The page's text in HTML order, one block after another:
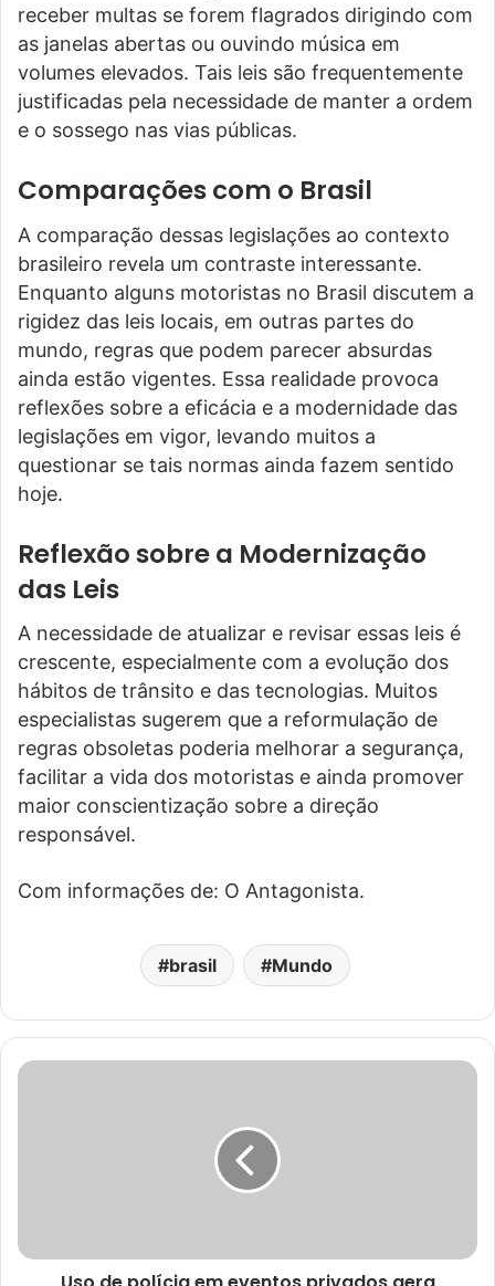
receber multas se forem flagrados dirigindo com
as janelas abertas ou ouvindo música em
volumes elevados. Tais leis são frequentemente
justificadas pela necessidade de manter a ordem
e o sossego nas vias públicas.
Comparações com o Brasil
A comparação dessas legislações ao contexto
brasileiro revela um contraste interessante.
Enquanto alguns motoristas no Brasil discutem a
rigidez das leis locais, em outras partes do
mundo, regras que podem parecer absurdas
ainda estão vigentes. Essa realidade provoca
reflexões sobre a eficácia e a modernidade das
legislações em vigor, levando muitos a
questionar se tais normas ainda fazem sentido
hoje.
Reflexão sobre a Modernização
das Leis
A necessidade de atualizar e revisar essas leis é
crescente, especialmente com a evolução dos
hábitos de trânsito e das tecnologias. Muitos
especialistas sugerem que a reformulação de
regras obsoletas poderia melhorar a segurança,
facilitar a vida dos motoristas e ainda promover
maior conscientização sobre a direção
responsável.
Com informações de: O Antagonista.
brasil Mundo